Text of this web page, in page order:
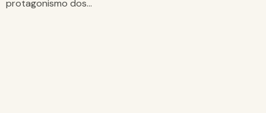
protagonismo dos…